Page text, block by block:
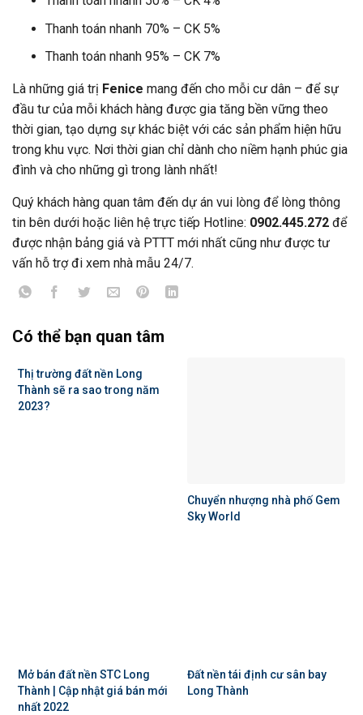
Thanh toán nhanh 70% – CK 5%
Thanh toán nhanh 95% – CK 7%
Là những giá trị Fenice mang đến cho mỗi cư dân – để sự
đầu tư của mỗi khách hàng được gia tăng bền vững theo
thời gian, tạo dựng sự khác biệt với các sản phẩm hiện hữu
trong khu vực. Nơi thời gian chỉ dành cho niềm hạnh phúc gia
đình và cho những gì trong lành nhất!
Quý khách hàng quan tâm đến dự án vui lòng để lòng thông
tin bên dưới hoặc liên hệ trực tiếp Hotline: 0902.445.272 để
được nhận bảng giá và PTTT mới nhất cũng như được tư
vấn hỗ trợ đi xem nhà mẫu 24/7.
Có thể bạn quan tâm
Thị trường đất nền Long
Thành sẽ ra sao trong năm
2023?
Chuyển nhượng nhà phố Gem
Sky World
Mở bán đất nền STC Long
Thành | Cập nhật giá bán mới
nhất 2022
Đất nền tái định cư sân bay
Long Thành